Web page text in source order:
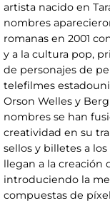
artista nacido en
nombres
romanas en 2001
y a la cultura pop,
de personajes de
telefilmes
Orson Welles y
nombres se han
creatividad en su
sellos y billetes a
llegan a la creación
introduciendo la
compuestas de